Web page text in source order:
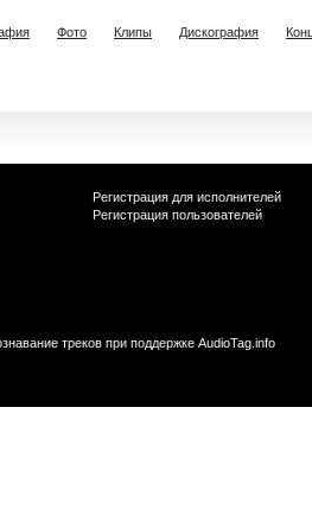
Фото Клипы Дискография
Регистрация для исполнителей
Регистрация пользователей
треков при поддержке AudioTag.info